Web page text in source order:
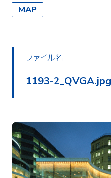
MAP
ファイル名
1193-3_QVGA.jpg